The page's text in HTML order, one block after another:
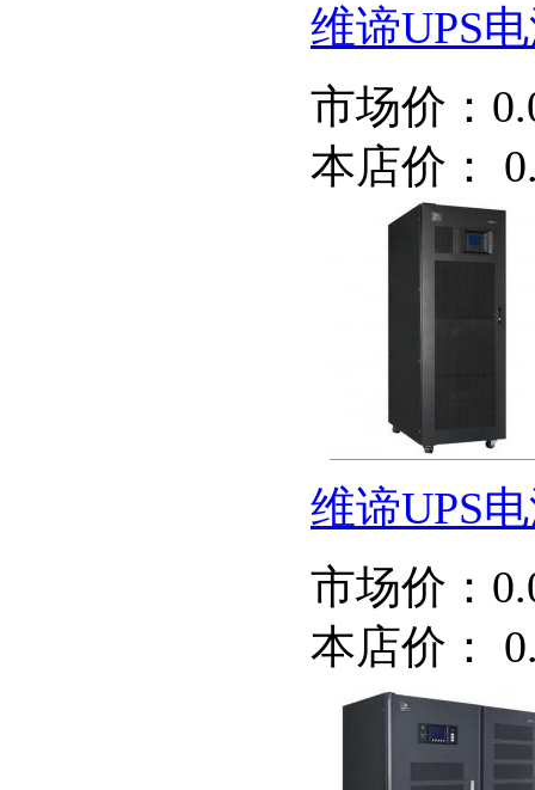
维谛UPS
市场价：
本店价：
维谛UPS
市场价：
本店价：